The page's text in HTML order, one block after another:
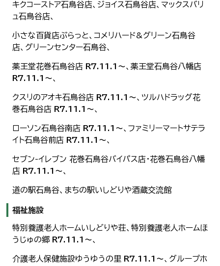
キクコーストア石鳥谷店、ジョイス石鳥谷店、マックスバリ
ュ石鳥谷店、
小さな百貨店ぷらっと、コメリハード&グリーン石鳥谷
店、グリーンセンター石鳥谷、
薬王堂花巻石鳥谷店 R7.11.1～、薬王堂石鳥谷八幡店
R7.11.1～、
クスリのアオキ石鳥谷店 R7.11.1～、ツルハドラッグ花
巻石鳥谷店 R7.11.1～、
ローソン石鳥谷南店 R7.11.1～、ファミリーマートサテラ
イト石鳥谷前店 R7.11.1～、
セブン-イレブン 花巻石鳥谷バイパス店・花巻石鳥谷八幡
店 R7.11.1～、
道の駅石鳥谷、まちの駅いしどりや酒蔵交流館
福祉施設
特別養護老人ホームいしどりや荘、特別養護老人ホームほ
うじゅの郷 R7.11.1～、
介護老人保健施設ゆうゆうの里 R7.11.1～、グループホ